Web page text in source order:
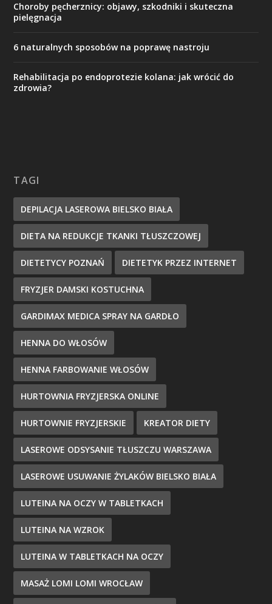
Choroby pęcherznicy: objawy, szkodniki i skuteczna
pielęgnacja
6 naturalnych sposobów na poprawę nastroju
Rehabilitacja po endoprotezie kolana: jak wrócić do
zdrowia?
TAGI
DEPILACJA LASEROWA BIELSKO BIAŁA
DIETA NA REDUKCJE TKANKI TŁUSZCZOWEJ
DIETETYCY POZNAŃ DIETETYK PRZEZ INTERNET
FRYZJER DAMSKI KOSTUCHNA
GARDIMAX MEDICA SPRAY NA GARDŁO
HENNA DO WŁOSÓW
HENNA FARBOWANIE WŁOSÓW
HURTOWNIA FRYZJERSKA ONLINE
HURTOWNIE FRYZJERSKIE KREATOR DIETY
LASEROWE ODSYSANIE TŁUSZCZU WARSZAWA
LASEROWE USUWANIE ŻYLAKÓW BIELSKO BIAŁA
LUTEINA NA OCZY W TABLETKACH
LUTEINA NA WZROK
LUTEINA W TABLETKACH NA OCZY
MASAŻ LOMI LOMI WROCŁAW